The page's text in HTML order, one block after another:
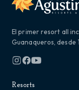
El primer resort all
Guanaqueros, desde
Resorts